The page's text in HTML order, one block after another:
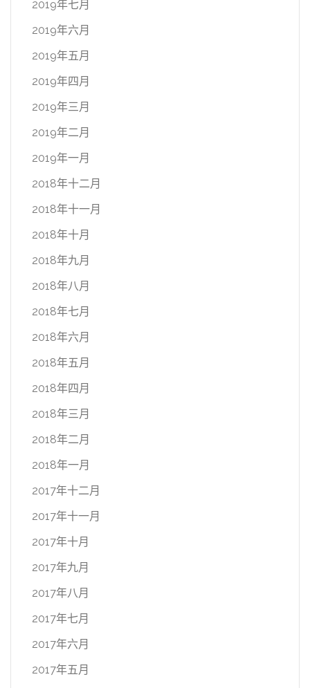
2019年七月
2019年六月
2019年五月
2019年四月
2019年三月
2019年二月
2019年一月
2018年十二月
2018年十一月
2018年十月
2018年九月
2018年八月
2018年七月
2018年六月
2018年五月
2018年四月
2018年三月
2018年二月
2018年一月
2017年十二月
2017年十一月
2017年十月
2017年九月
2017年八月
2017年七月
2017年六月
2017年五月